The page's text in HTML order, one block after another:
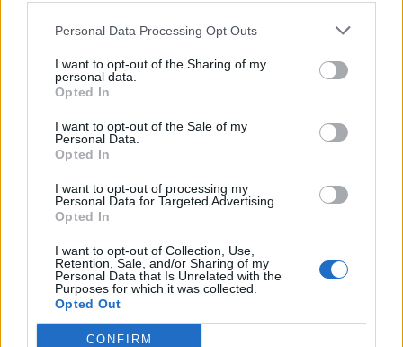
Personal Data Processing Opt Outs
I want to opt-out of the Sharing of my
personal data.
Opted In
I want to opt-out of the Sale of my
Personal Data.
Opted In
I want to opt-out of processing my
Personal Data for Targeted Advertising.
Opted In
I want to opt-out of Collection, Use,
Retention, Sale, and/or Sharing of my
Personal Data that Is Unrelated with the
Purposes for which it was collected.
Opted Out
CONFIRM
Románul is helyt kell állni a hétfőn
kezdődő írásbeliken – így
készülhetnek a pótérettségizők